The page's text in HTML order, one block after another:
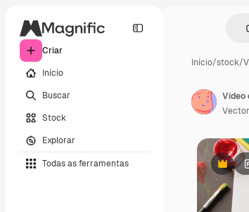
Criar
Início
Buscar
Stock
Explorar
Todas as ferramentas
Início/stock/